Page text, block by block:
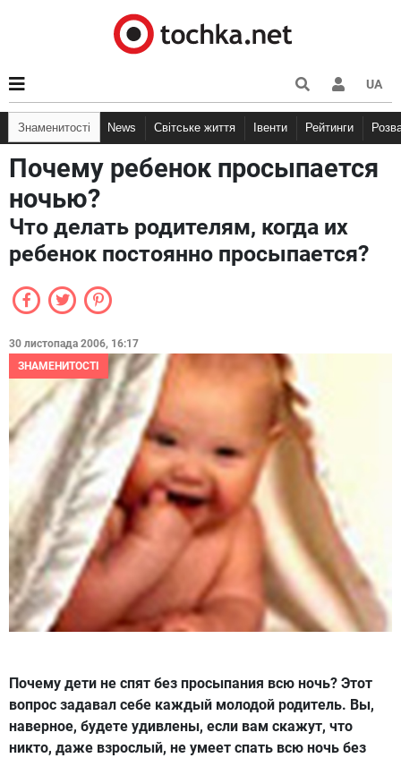
UA
Знаменитості News Світське життя Івенти Рейтинги
Почему ребенок просыпается
ночью?
Что делать родителям, когда их
ребенок постоянно просыпается?
30 листопада 2006, 16:17
ЗНАМЕНИТОСТІ
Почему дети не спят без просыпания всю ночь? Этот
вопрос задавал себе каждый молодой родитель. Вы,
наверное, будете удивлены, если вам скажут, что
никто, даже взрослый, не умеет спать всю ночь без